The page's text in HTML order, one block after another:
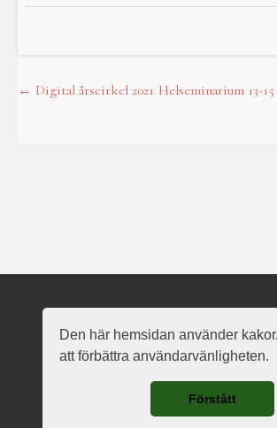
Den här hemsidan använder
att förbättra användarvänligheten.
Förstått
Post
← Digital årscirkel 2021 Helseminarium 13-